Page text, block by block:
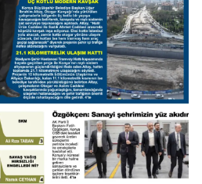
Kırklareli
Kırşehir
Kocaeli
Konya
Kütahya
Malatya